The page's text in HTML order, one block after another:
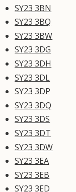
SY23 3BN
SY23 3BQ
SY23 3BW
SY23 3DG
SY23 3DH
SY23 3DL
SY23 3DP
SY23 3DQ
SY23 3DS
SY23 3DT
SY23 3DW
SY23 3EA
SY23 3EB
SY23 3ED